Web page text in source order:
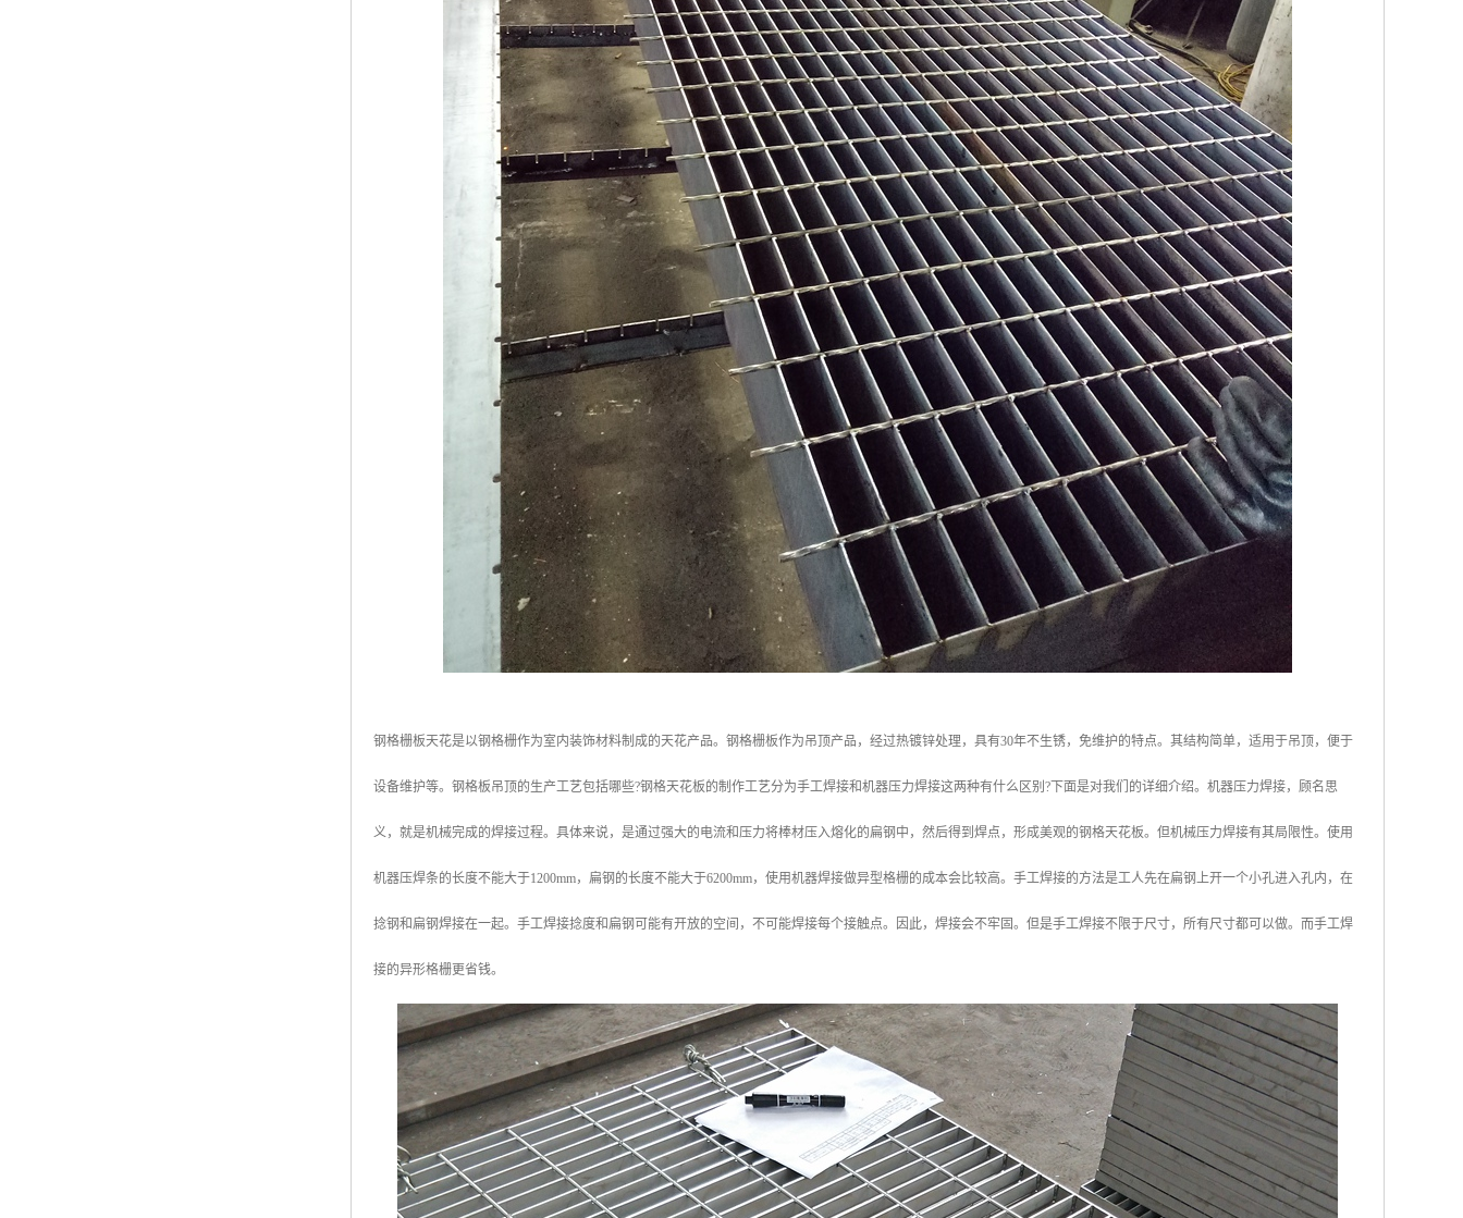
钢格栅板天花是以钢格栅作为室内装饰材料制成的天花产品。钢格栅板作为吊顶产品，经过热镀锌处理，具有30年不生锈，免维护的特点。其结构简单，适用于吊顶，便于
设备维护等。钢格板吊顶的生产工艺包括哪些?钢格天花板的制作工艺分为手工焊接和机器压力焊接这两种有什么区别?下面是对我们的详细介绍。机器压力焊接，顾名思
义，就是机械完成的焊接过程。具体来说，是通过强大的电流和压力将棒材压入熔化的扁钢中，然后得到焊点，形成美观的钢格天花板。但机械压力焊接有其局限性。使用
机器压焊条的长度不能大于1200mm，扁钢的长度不能大于6200mm，使用机器焊接做异型格栅的成本会比较高。手工焊接的方法是工人先在扁钢上开一个小孔进入孔内，在
捻钢和扁钢焊接在一起。手工焊接捻度和扁钢可能有开放的空间，不可能焊接每个接触点。因此，焊接会不牢固。但是手工焊接不限于尺寸，所有尺寸都可以做。而手工焊
接的异形格栅更省钱。